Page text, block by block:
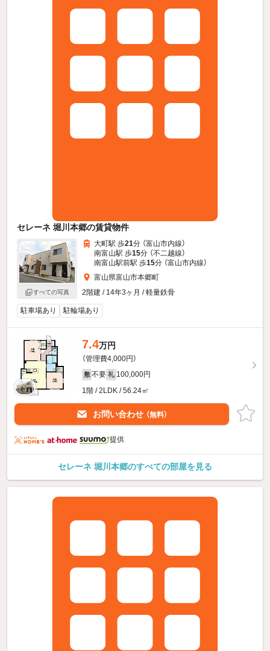
セレーネ 堀川本郷の賃貸物件
すべての写真
大町駅 歩21分 （富山市内線）
南富山駅 歩15分 （不二越線）
南富山駅前駅 歩15分 （富山市内線）
富山県富山市本郷町
2階建 / 14年3ヶ月 / 軽量鉄骨
駐車場あり 駐輪場あり
7.4万円
（管理費4,000円）
敷 不要 礼 100,000円
1階 / 2LDK / 56.24㎡
お問い合わせ （無料）
提供
セレーネ 堀川本郷のすべての部屋を見る